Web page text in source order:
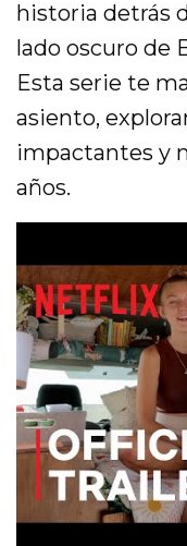
historia detrás
lado oscuro de
Esta serie te
asiento,
impactantes y
años.